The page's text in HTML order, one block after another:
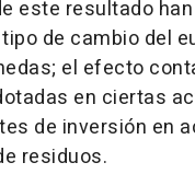
este resultado
de cambio del
el efecto
en ciertas
de inversión en
residuos.